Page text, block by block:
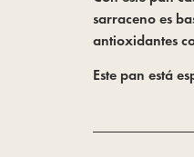
sarraceno es
antioxidantes
Este pan está